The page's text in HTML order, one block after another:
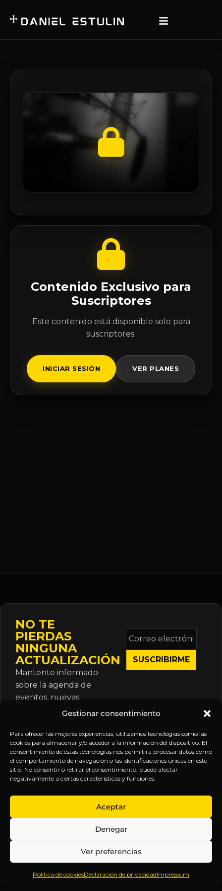
Gestionar consentimiento
Para ofrecer las mejores experiencias, utilizamos tecnologías como las
cookies para almacenar y/o acceder a la información del dispositivo. El
consentimiento de estas tecnologías nos permitirá procesar datos como
el comportamiento de navegación o las identificaciones únicas en este
sitio. No consentir o retirar el consentimiento, puede afectar
negativamente a ciertas características y funciones.
Aceptar
Denegar
Ver preferencias
Política de cookiesDeclaración de privacidadImpressum
Contenido Exclusivo para
Suscriptores
Este contenido está disponible solo para
suscriptores.
INICIAR SESIÓN VER PLANES
NO TE
PIERDAS
NINGUNA
ACTUALIZACIÓN
Mantente informado
sobre la agenda de
eventos, nuevas
publicaciones y
suscripción.
Correo
electrónico
*
Inteligencia
Anticipándonos
EXPLORA
Inicio
Sobre
Contenido
Webinars
LEGAL
Política
de
Términos y
Aviso
SÍGUENOS